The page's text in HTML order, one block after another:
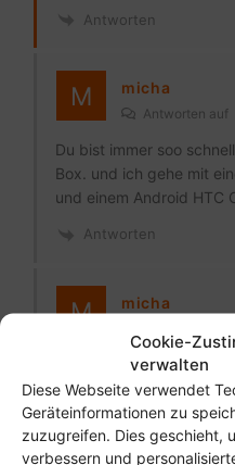
Cookie-
verwalten
Diese Webseite verwendet
Geräteinformationen zu
zuzugreifen. Dies geschieht,
verbessern und
Antworten
micha
Antworten auf
Du bist immer soo
Box. und ich gehe mit
und einem Android HTC
Antworten
micha
ok, zumindest für mich
weil ich 6,9% schneller
Könnte mir aber
noch interessieren.